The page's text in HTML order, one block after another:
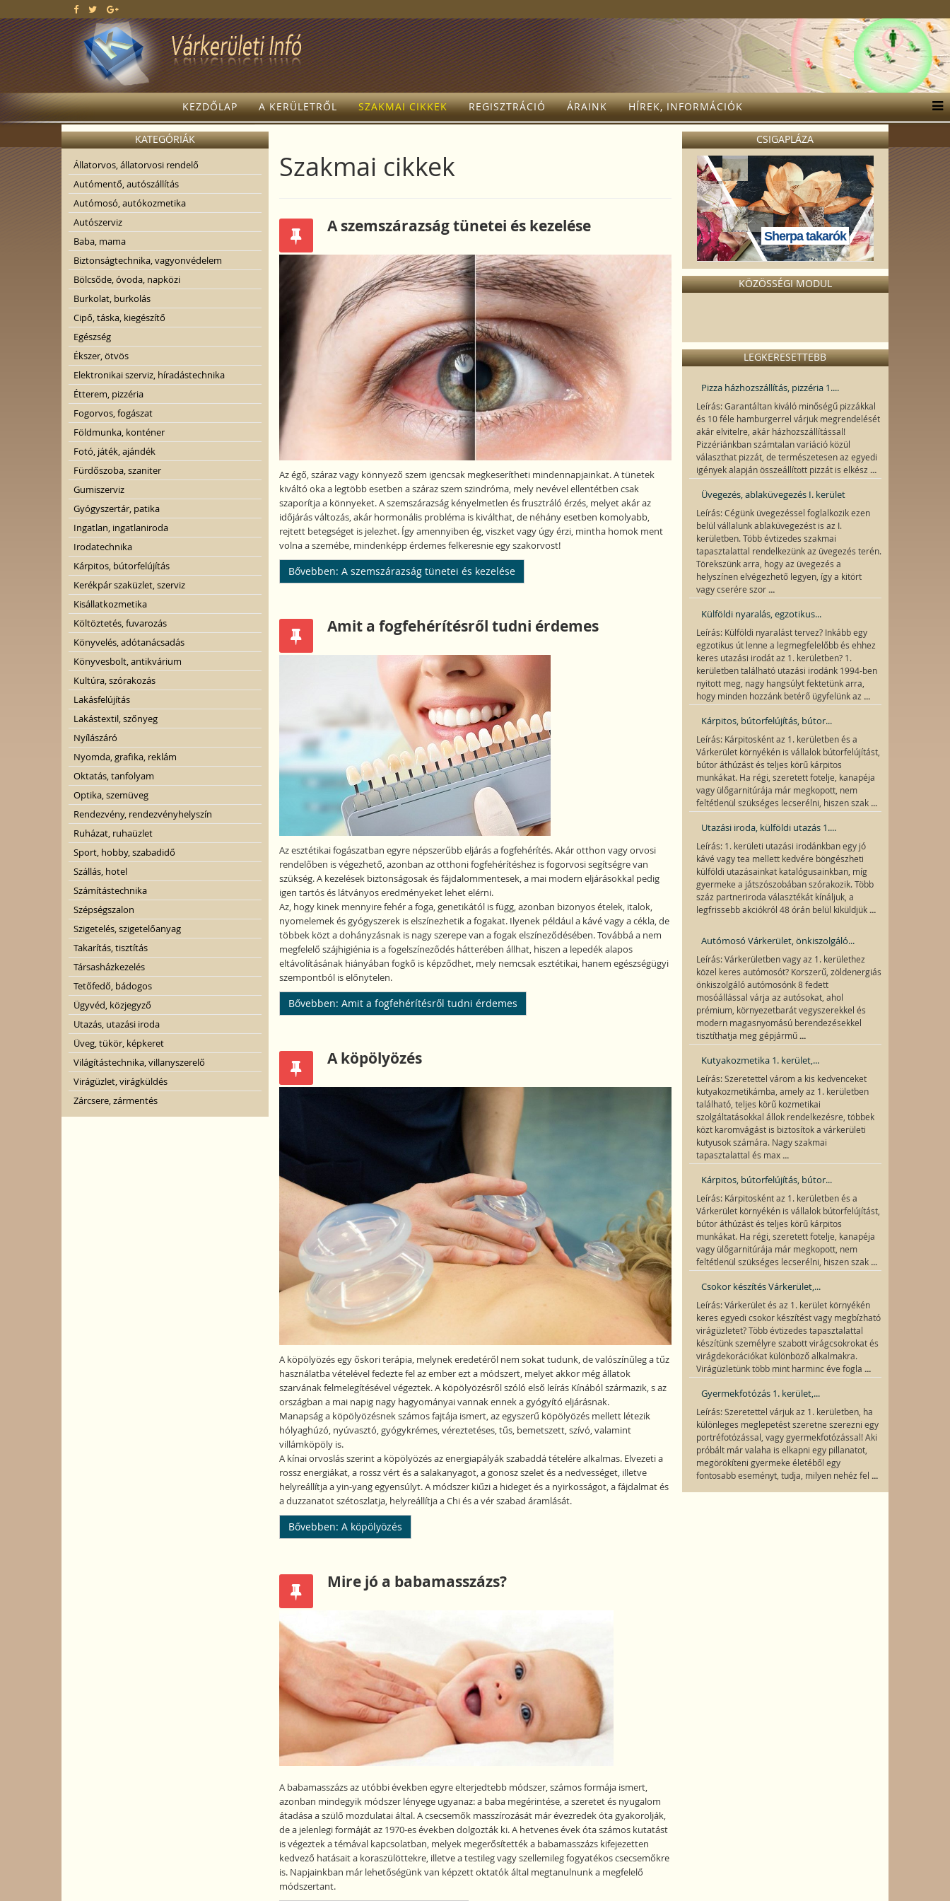
KEZDŐLAP A KERÜLETRŐL SZAKMAI CIKKEK REGISZTRÁCIÓ ÁRAINK HÍREK, INFORMÁCIÓK
KATEGÓRIÁK
Állatorvos, állatorvosi rendelő
Autómentő, autószállítás
Autómosó, autókozmetika
Autószerviz
Baba, mama
Biztonságtechnika, vagyonvédelem
Bölcsőde, óvoda, napközi
Burkolat, burkolás
Cipő, táska, kiegészítő
Egészség
Ékszer, ötvös
Elektronikai szerviz, híradástechnika
Étterem, pizzéria
Fogorvos, fogászat
Földmunka, konténer
Fotó, játék, ajándék
Fürdőszoba, szaniter
Gumiszerviz
Gyógyszertár, patika
Ingatlan, ingatlaniroda
Irodatechnika
Kárpitos, bútorfelújítás
Kerékpár szaküzlet, szerviz
Kisállatkozmetika
Költöztetés, fuvarozás
Könyvelés, adótanácsadás
Könyvesbolt, antikvárium
Kultúra, szórakozás
Lakásfelújítás
Lakástextil, szőnyeg
Nyílászáró
Nyomda, grafika, reklám
Oktatás, tanfolyam
Optika, szemüveg
Rendezvény, rendezvényhelyszín
Ruházat, ruhaüzlet
Sport, hobby, szabadidő
Szállás, hotel
Számítástechnika
Szépségszalon
Szigetelés, szigetelőanyag
Takarítás, tisztítás
Társasházkezelés
Tetőfedő, bádogos
Ügyvéd, közjegyző
Utazás, utazási iroda
Üveg, tükör, képkeret
Világítástechnika, villanyszerelő
Virágüzlet, virágküldés
Zárcsere, zármentés
Szakmai cikkek
A szemszárazság tünetei és kezelése
Az égő, száraz vagy könnyező szem igencsak megkeserítheti mindennapjainkat. A tünetek
kiváltó oka a legtöbb esetben a száraz szem szindróma, mely nevével ellentétben csak
szaporítja a könnyeket. A szemszárazság kényelmetlen és frusztráló érzés, melyet akár az
időjárás változás, akár hormonális probléma is kiválthat, de néhány esetben komolyabb,
rejtett betegséget is jelezhet. Így amennyiben ég, viszket vagy úgy érzi, mintha homok ment
volna a szemébe, mindenképp érdemes felkeresnie egy szakorvost!
Bővebben: A szemszárazság tünetei és kezelése
Amit a fogfehérítésről tudni érdemes
Az esztétikai fogászatban egyre népszerűbb eljárás a fogfehérítés. Akár otthon vagy orvosi
rendelőben is végezhető, azonban az otthoni fogfehérítéshez is fogorvosi segítségre van
szükség. A kezelések biztonságosak és fájdalommentesek, a mai modern eljárásokkal pedig
igen tartós és látványos eredményeket lehet elérni.
Az, hogy kinek mennyire fehér a foga, genetikától is függ, azonban bizonyos ételek, italok,
nyomelemek és gyógyszerek is elszínezhetik a fogakat. Ilyenek például a kávé vagy a cékla, de
többek közt a dohányzásnak is nagy szerepe van a fogak elszíneződésében. Továbbá a nem
megfelelő szájhigiénia is a fogelszíneződés hátterében állhat, hiszen a lepedék alapos
eltávolításának hiányában fogkő is képződhet, mely nemcsak esztétikai, hanem egészségügyi
szempontból is előnytelen.
Bővebben: Amit a fogfehérítésről tudni érdemes
A köpölyözés
A köpölyözés egy őskori terápia, melynek eredetéről nem sokat tudunk, de valószínűleg a tűz
használatba vételével fedezte fel az ember ezt a módszert, melyet akkor még állatok
szarvának felmelegítésével végeztek. A köpölyözésről szóló első leírás Kínából származik, s az
országban a mai napig nagy hagyományai vannak ennek a gyógyító eljárásnak.
Manapság a köpölyözésnek számos fajtája ismert, az egyszerű köpölyözés mellett létezik
hólyaghúzó, nyúvasztó, gyógykrémes, véreztetéses, tűs, bemetszett, szívó, valamint
villámköpöly is.
A kínai orvoslás szerint a köpölyözés az energiapályák szabaddá tételére alkalmas. Elvezeti a
rossz energiákat, a rossz vért és a salakanyagot, a gonosz szelet és a nedvességet, illetve
helyreállítja a yin-yang egyensúlyt. A módszer kiűzi a hideget és a nyirkosságot, a fájdalmat és
a duzzanatot szétoszlatja, helyreállítja a Chi és a vér szabad áramlását.
Bővebben: A köpölyözés
Mire jó a babamasszázs?
A babamasszázs az utóbbi években egyre elterjedtebb módszer, számos formája ismert,
azonban mindegyik módszer lényege ugyanaz: a baba megérintése, a szeretet és nyugalom
átadása a szülő mozdulatai által. A csecsemők masszírozását már évezredek óta gyakorolják,
de a jelenlegi formáját az 1970-es években dolgozták ki. A hetvenes évek óta számos kutatást
is végeztek a témával kapcsolatban, melyek megerősítették a babamasszázs kifejezetten
kedvező hatásait a koraszülöttekre, illetve a testileg vagy szellemileg fogyatékos csecsemőkre
is. Napjainkban már lehetőségünk van képzett oktatók által megtanulnunk a megfelelő
módszertant.
CSIGAPLÁZA
Sherpa takarók
KÖZÖSSÉGI MODUL
LEGKERESETTEBB
Pizza házhozszállítás, pizzéria 1....
Leírás: Garantáltan kiváló minőségű pizzákkal
és 10 féle hamburgerrel várjuk megrendelését
akár elvitelre, akár házhozszállítással!
Pizzériánkban számtalan variáció közül
választhat pizzát, de természetesen az egyedi
igények alapján összeállított pizzát is elkész ...
Üvegezés, ablaküvegezés I. kerület
Leírás: Cégünk üvegezéssel foglalkozik ezen
belül vállalunk ablaküvegezést is az I.
kerületben. Több évtizedes szakmai
tapasztalattal rendelkezünk az üvegezés terén.
Törekszünk arra, hogy az üvegezés a
helyszínen elvégezhető legyen, így a kitört
vagy cserére szor ...
Külföldi nyaralás, egzotikus...
Leírás: Külföldi nyaralást tervez? Inkább egy
egzotikus út lenne a legmegfelelőbb és ehhez
keres utazási irodát az 1. kerületben? 1.
kerületben található utazási irodánk 1994-ben
nyitott meg, nagy hangsúlyt fektetünk arra,
hogy minden hozzánk betérő ügyfelünk az ...
Kárpitos, bútorfelújítás, bútor...
Leírás: Kárpitosként az 1. kerületben és a
Várkerület környékén is vállalok bútorfelújítást,
bútor áthúzást és teljes körű kárpitos
munkákat. Ha régi, szeretett fotelje, kanapéja
vagy ülőgarnitúrája már megkopott, nem
feltétlenül szükséges lecserélni, hiszen szak ...
Utazási iroda, külföldi utazás 1....
Leírás: 1. kerületi utazási irodánkban egy jó
kávé vagy tea mellett kedvére böngészheti
külföldi utazásainkat katalógusainkban, míg
gyermeke a játszószobában szórakozik. Több
száz partneriroda választékát kínáljuk, a
legfrissebb akciókról 48 órán belül kiküldjük ...
Autómosó Várkerület, önkiszolgáló...
Leírás: Várkerületben vagy az 1. kerülethez
közel keres autómosót? Korszerű, zöldenergiás
önkiszolgáló autómosónk 8 fedett
mosóállással várja az autósokat, ahol
prémium, környezetbarát vegyszerekkel és
modern magasnyomású berendezésekkel
tisztíthatja meg gépjármű ...
Kutyakozmetika 1. kerület,...
Leírás: Szeretettel várom a kis kedvenceket
kutyakozmetikámba, amely az 1. kerületben
található, teljes körű kozmetikai
szolgáltatásokkal állok rendelkezésre, többek
közt karomvágást is biztosítok a várkerületi
kutyusok számára. Nagy szakmai
tapasztalattal és max ...
Kárpitos, bútorfelújítás, bútor...
Leírás: Kárpitosként az 1. kerületben és a
Várkerület környékén is vállalok bútorfelújítást,
bútor áthúzást és teljes körű kárpitos
munkákat. Ha régi, szeretett fotelje, kanapéja
vagy ülőgarnitúrája már megkopott, nem
feltétlenül szükséges lecserélni, hiszen szak ...
Csokor készítés Várkerület,...
Leírás: Várkerület és az 1. kerület környékén
keres egyedi csokor készítést vagy megbízható
virágüzletet? Több évtizedes tapasztalattal
készítünk személyre szabott virágcsokrokat és
virágdekorációkat különböző alkalmakra.
Virágüzletünk több mint harminc éve fogla ...
Gyermekfotózás 1. kerület,...
Leírás: Szeretettel várjuk az 1. kerületben, ha
különleges meglepetést szeretne szerezni egy
portréfotózással, vagy gyermekfotózással! Aki
próbált már valaha is elkapni egy pillanatot,
megörökíteni gyermeke életéből egy
fontosabb eseményt, tudja, milyen nehéz fel ...